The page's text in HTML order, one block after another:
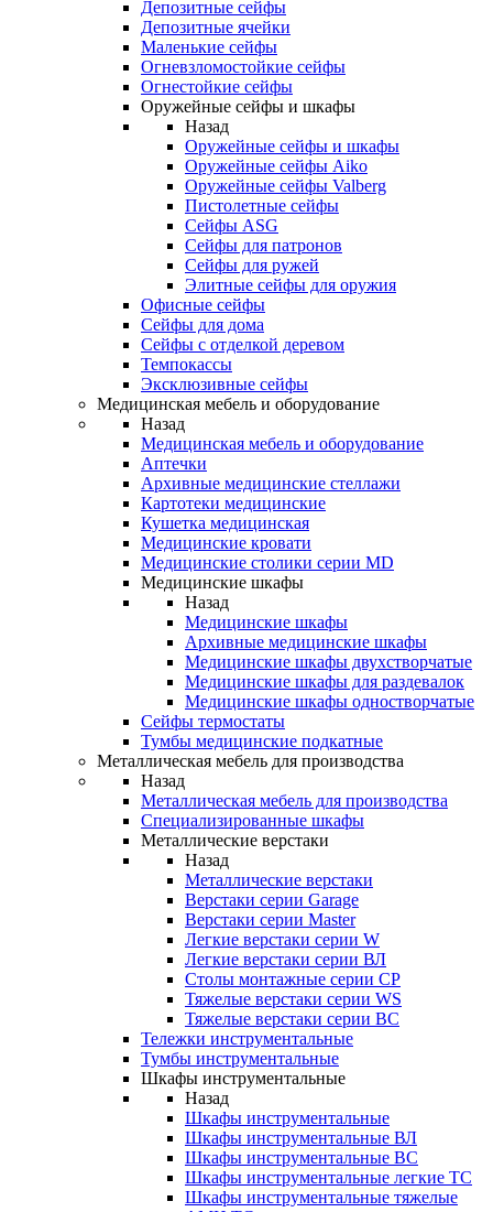
Депозитные сейфы
Депозитные ячейки
Маленькие сейфы
Огневзломостойкие сейфы
Огнестойкие сейфы
Оружейные сейфы и шкафы
Назад
Оружейные сейфы и шкафы
Оружейные сейфы Aiko
Оружейные сейфы Valberg
Пистолетные сейфы
Сейфы ASG
Сейфы для патронов
Сейфы для ружей
Элитные сейфы для оружия
Офисные сейфы
Сейфы для дома
Сейфы с отделкой деревом
Темпокассы
Эксклюзивные сейфы
Медицинская мебель и оборудование
Назад
Медицинская мебель и оборудование
Аптечки
Архивные медицинские стеллажи
Картотеки медицинские
Кушетка медицинская
Медицинские кровати
Медицинские столики серии MD
Медицинские шкафы
Назад
Медицинские шкафы
Архивные медицинские шкафы
Медицинские шкафы двухстворчатые
Медицинские шкафы для раздевалок
Медицинские шкафы одностворчатые
Сейфы термостаты
Тумбы медицинские подкатные
Металлическая мебель для производства
Назад
Металлическая мебель для производства
Cпециализированные шкафы
Металлические верстаки
Назад
Металлические верстаки
Верстаки серии Garage
Верстаки серии Master
Легкие верстаки серии W
Легкие верстаки серии ВЛ
Столы монтажные серии СР
Тяжелые верстаки серии WS
Тяжелые верстаки серии ВС
Тележки инструментальные
Тумбы инструментальные
Шкафы инструментальные
Назад
Шкафы инструментальные
Шкафы инструментальные ВЛ
Шкафы инструментальные ВС
Шкафы инструментальные легкие ТС
Шкафы инструментальные тяжелые